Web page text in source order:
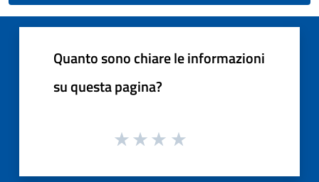
Quanto sono chiare le informazioni
su questa pagina?